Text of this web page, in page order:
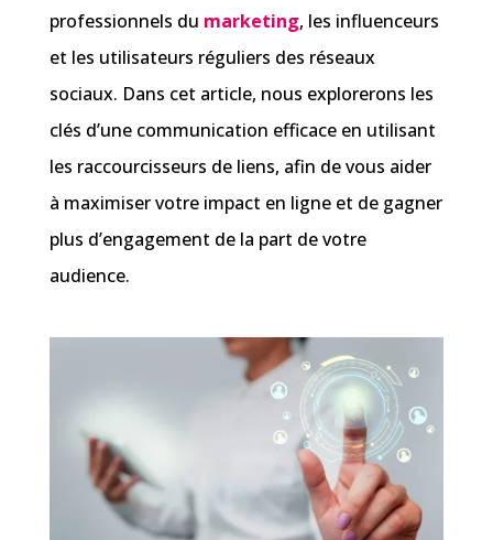
professionnels du marketing, les influenceurs
et les utilisateurs réguliers des réseaux
sociaux. Dans cet article, nous explorerons les
clés d’une communication efficace en utilisant
les raccourcisseurs de liens, afin de vous aider
à maximiser votre impact en ligne et de gagner
plus d’engagement de la part de votre
audience.